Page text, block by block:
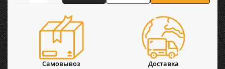
Самовывоз Доставка